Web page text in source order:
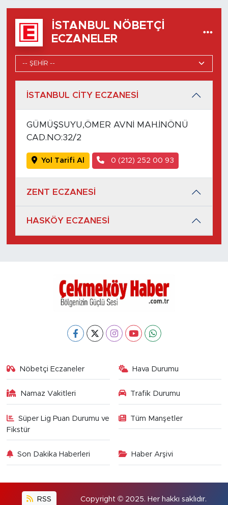
İSTANBUL NÖBETÇI
ECZANELER
İSTANBUL CİTY ECZANESİ
GÜMÜŞSUYU,ÖMER AVNİ MAH.İNÖNÜ
CAD.NO:32/2
Yol Tarifi Al 0 (212) 252 00 93
ZENT ECZANESİ
HASKÖY ECZANESİ
Nöbetçi Eczaneler Hava Durumu
Namaz Vakitleri Trafik Durumu
Süper Lig Puan Durumu ve
Fikstür
Tüm Manşetler
Son Dakika Haberleri Haber Arşivi
RSS Copyright © 2025. Her hakkı saklıdır.